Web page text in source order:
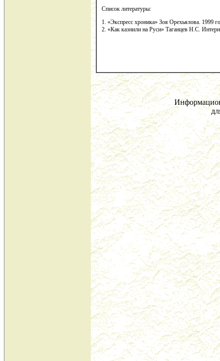
Список литературы:
1. «Экспресс хроника» Зоя Орехьялова. 1999
2. «Как казнили на Руси» Таганцев Н.С.